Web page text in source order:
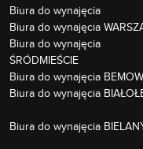
Biura do wynajęcia
Biura do wynajęcia
Biura do wynajęcia
ŚRÓDMIEŚCIE
Biura do wynajęcia
Biura do wynajęcia
Biura do wynajęcia